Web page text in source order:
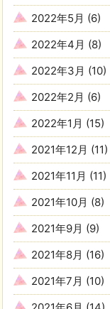
2022年5月 (6)
2022年4月 (8)
2022年3月 (10)
2022年2月 (6)
2022年1月 (15)
2021年12月 (11)
2021年11月 (11)
2021年10月 (8)
2021年9月 (9)
2021年8月 (16)
2021年7月 (10)